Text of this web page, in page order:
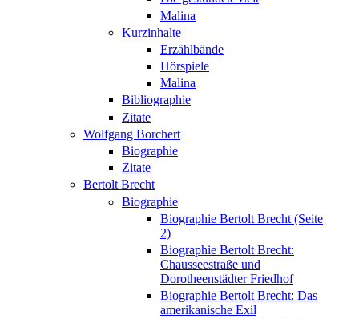
Malina
Kurzinhalte
Erzählbände
Hörspiele
Malina
Bibliographie
Zitate
Wolfgang Borchert
Biographie
Zitate
Bertolt Brecht
Biographie
Biographie Bertolt Brecht (Seite
2)
Biographie Bertolt Brecht:
Chausseestraße und
Dorotheenstädter Friedhof
Biographie Bertolt Brecht: Das
amerikanische Exil